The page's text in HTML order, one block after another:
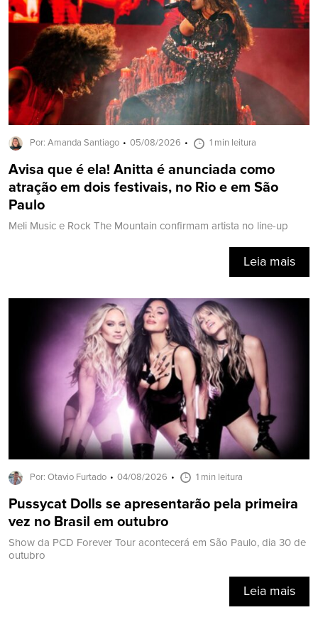
Por: Amanda Santiago 05/08/2026 1 min leitura
Avisa que é ela! Anitta é anunciada como
atração em dois festivais, no Rio e em São
Paulo
Meli Music e Rock The Mountain confirmam artista no line-up
Leia mais
Por: Otavio Furtado 04/08/2026 1 min leitura
Pussycat Dolls se apresentarão pela primeira
vez no Brasil em outubro
Show da PCD Forever Tour acontecerá em São Paulo, dia 30 de
outubro
Leia mais